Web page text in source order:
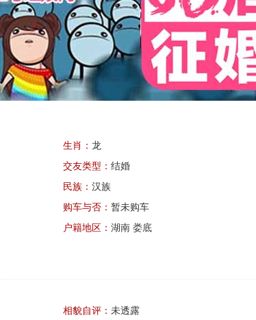
生肖： 龙
交友类型： 结婚
民族： 汉族
购车与否： 暂未购车
户籍地区： 湖南 娄底
相貌自评： 未透露